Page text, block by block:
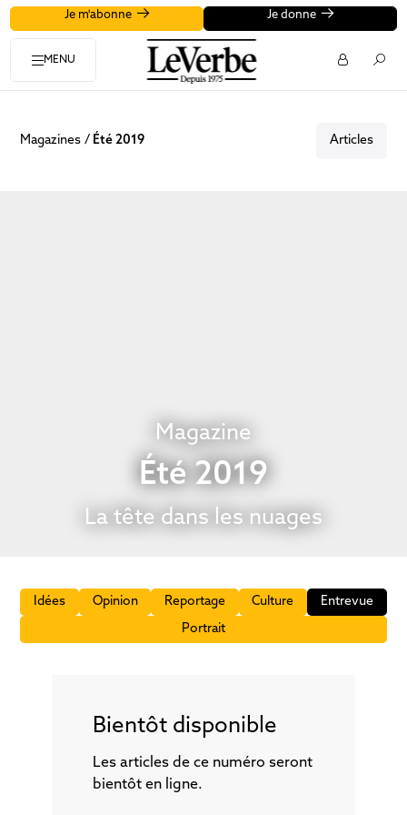
Je m'abonne Je donne
MENU
Magazines Été 2019 Articles
Magazine
Été 2019
La tête dans les nuages
Idées Opinion Reportage Culture
Entrevue
Portrait
Bientôt disponible
Les articles de ce numéro seront
bientôt en ligne.